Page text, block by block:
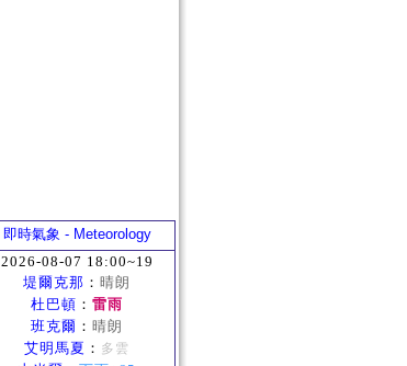
即時氣象 - Meteorology
2026-08-07 18:00~19
堤爾克那 ： 晴朗
杜巴頓 ： 雷雨
班克爾 ： 晴朗
艾明馬夏 ： 多雲